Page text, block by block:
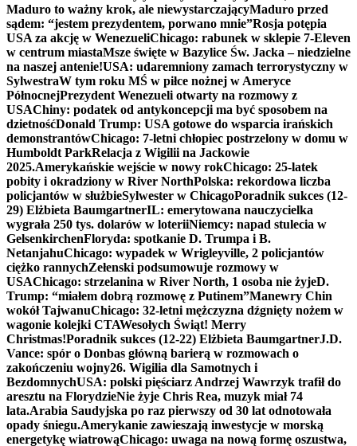
Maduro to ważny krok, ale niewystarczającyMaduro przed
sądem: “jestem prezydentem, porwano mnie”Rosja potępia
USA za akcję w WenezueliChicago: rabunek w sklepie 7-Eleven
w centrum miastaMsze święte w Bazylice Św. Jacka – niedzielne
na naszej antenie!USA: udaremniony zamach terrorystyczny w
SylwestraW tym roku MŚ w piłce nożnej w Ameryce
PółnocnejPrezydent Wenezueli otwarty na rozmowy z
USAChiny: podatek od antykoncepcji ma być sposobem na
dzietnośćDonald Trump: USA gotowe do wsparcia irańskich
demonstrantówChicago: 7-letni chłopiec postrzelony w domu w
Humboldt ParkRelacja z Wigilii na Jackowie
2025.Amerykańskie wejście w nowy rokChicago: 25-latek
pobity i okradziony w River NorthPolska: rekordowa liczba
policjantów w służbieSylwester w ChicagoPoradnik sukces (12-
29) Elżbieta BaumgartnerIL: emerytowana nauczycielka
wygrała 250 tys. dolarów w loteriiNiemcy: napad stulecia w
GelsenkirchenFloryda: spotkanie D. Trumpa i B.
NetanjahuChicago: wypadek w Wrigleyville, 2 policjantów
ciężko rannychZełenski podsumowuje rozmowy w
USAChicago: strzelanina w River North, 1 osoba nie żyjeD.
Trump: “miałem dobrą rozmowę z Putinem”Manewry Chin
wokół TajwanuChicago: 32-letni mężczyzna dźgnięty nożem w
wagonie kolejki CTAWesołych Świąt! Merry
Christmas!Poradnik sukces (12-22) Elżbieta BaumgartnerJ.D.
Vance: spór o Donbas główną barierą w rozmowach o
zakończeniu wojny26. Wigilia dla Samotnych i
BezdomnychUSA: polski pięściarz Andrzej Wawrzyk trafił do
aresztu na FlorydzieNie żyje Chris Rea, muzyk miał 74
lata.Arabia Saudyjska po raz pierwszy od 30 lat odnotowała
opady śniegu.Amerykanie zawieszają inwestycje w morską
energetykę wiatrowąChicago: uwaga na nową formę oszustwa,